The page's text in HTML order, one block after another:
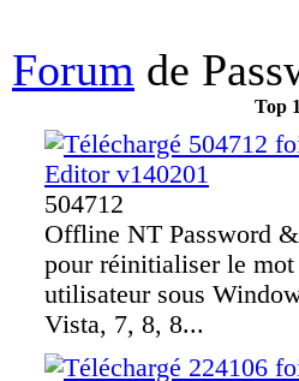
Forum de
Top
Editor v140201
504712
Offline NT Password
pour réinitialiser le mot
utilisateur sous
Vista, 7, 8, 8...